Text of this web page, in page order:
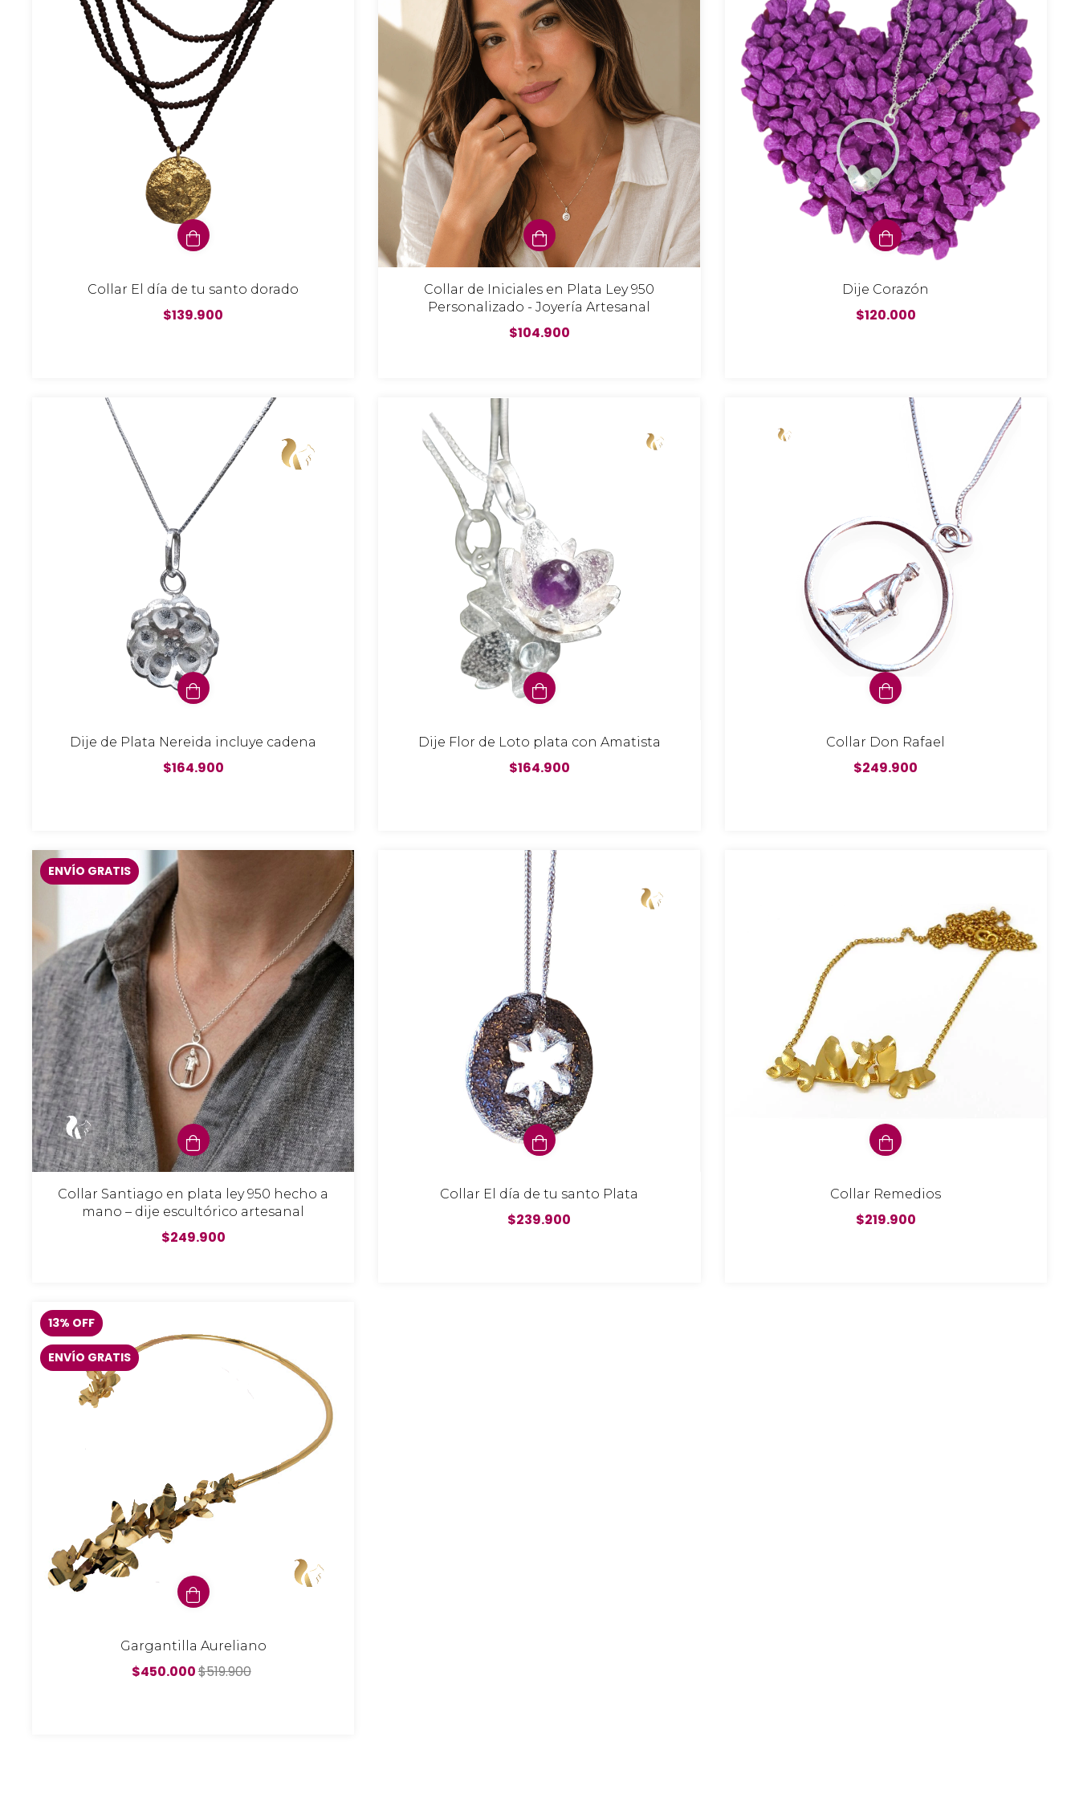
Collar El día de tu santo dorado
$139.900
Collar de Iniciales en Plata Ley 950
Personalizado - Joyería Artesanal
$104.900
Dije Corazón
$120.000
Dije de Plata Nereida incluye cadena
$164.900
Dije Flor de Loto plata con Amatista
$164.900
Collar Don Rafael
$249.900
ENVÍO GRATIS
Collar Santiago en plata ley 950 hecho a
mano – dije escultórico artesanal
$249.900
Collar El día de tu santo Plata
$239.900
Collar Remedios
$219.900
13% OFF
ENVÍO GRATIS
Gargantilla Aureliano
$450.000$519.900